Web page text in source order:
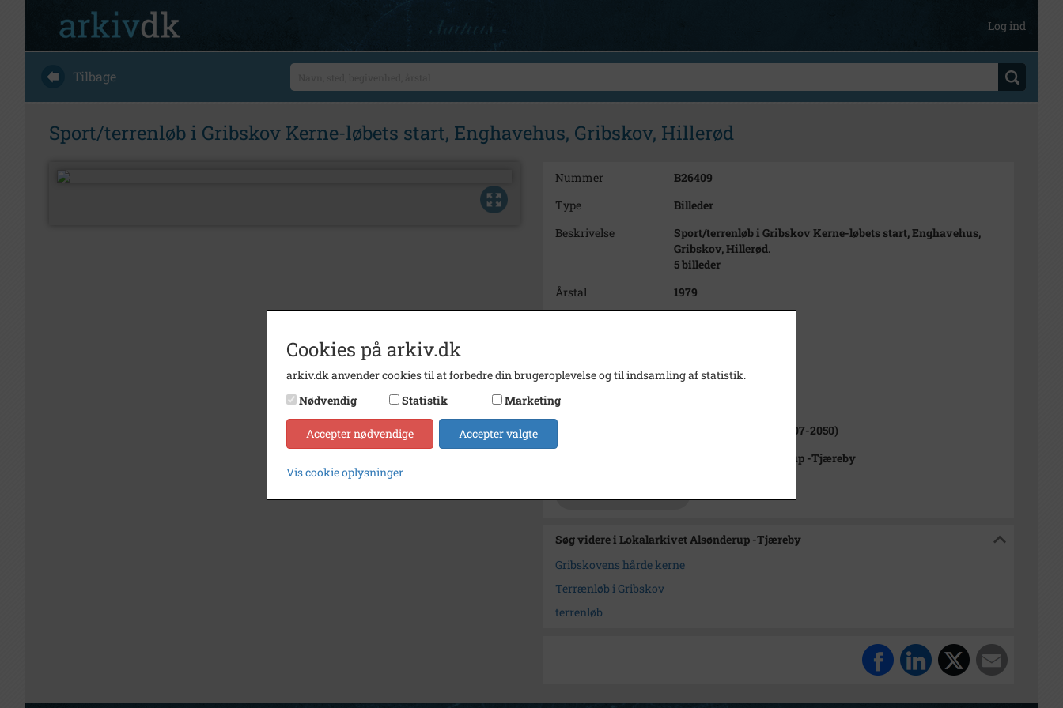
Log ind
Tilbage
Sport/terrenløb i Gribskov Kerne-løbets start, Enghavehus, Gribskov, Hillerød
Nummer
B26409
Type
Billeder
Beskrivelse
Sport/terrenløb i Gribskov Kerne-løbets start, Enghavehus,
Gribskov, Hillerød.
5 billeder
Årstal
1979
Se på kort
Type
Hillerød Kommune (2007-2050)
Lokalarkivet Alsønderup -Tjæreby
Søg videre i Lokalarkivet Alsønderup -Tjæreby
Gribskovens hårde kerne
Terrænløb i Gribskov
terrenløb
Cookies på arkiv.dk
arkiv.dk anvender cookies til at forbedre din brugeroplevelse og til indsamling af statistik.
Nødvendig
Statistik Marketing
Accepter nødvendige Accepter valgte
Vis cookie oplysninger